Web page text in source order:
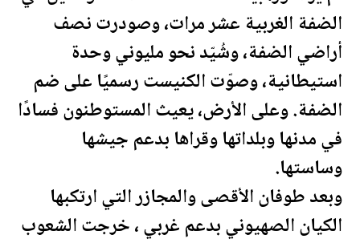
الضفة الغربية عشر مرات، وصودرت نصف
أراضي الضفة، وشُيّد نحو مليوني وحدة
استيطانية، وصوّت الكنيست رسميًا على ضم
الضفة. وعلى الأرض، يعيث المستوطنون فسادًا
في مدنها وبلداتها وقراها بدعم جيشها
وساستها.
وبعد طوفان الأقصى والمجازر التي ارتكبها
الكيان الصهيوني بدعم غربي ، خرجت الشعوب